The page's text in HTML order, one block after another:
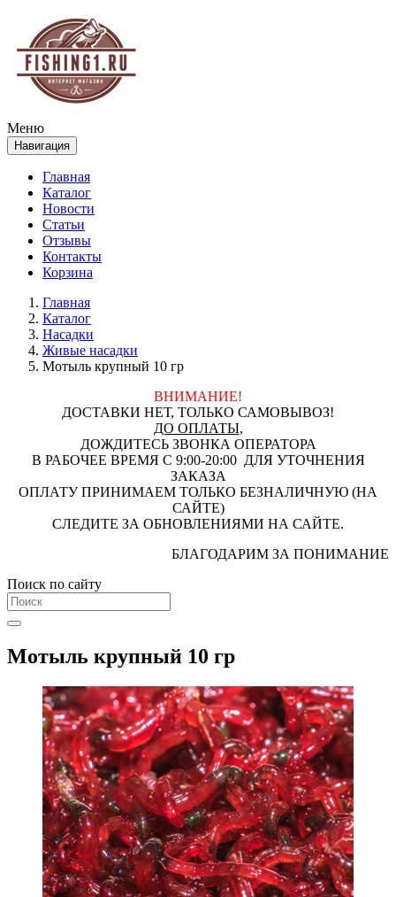
Меню
Навигация
Главная
Каталог
Новости
Статьи
Отзывы
Контакты
Корзина
Главная
Каталог
Насадки
Живые насадки
Мотыль крупный 10 гр
ВНИМАНИЕ!
ДОСТАВКИ НЕТ, ТОЛЬКО САМОВЫВОЗ!
ДО ОПЛАТЫ,
ДОЖДИТЕСЬ ЗВОНКА ОПЕРАТОРА
В РАБОЧЕЕ ВРЕМЯ С 9:00-20:00 ДЛЯ УТОЧНЕНИЯ
ЗАКАЗА
ОПЛАТУ ПРИНИМАЕМ ТОЛЬКО БЕЗНАЛИЧНУЮ (НА
САЙТЕ)
СЛЕДИТЕ ЗА ОБНОВЛЕНИЯМИ НА САЙТЕ.
БЛАГОДАРИМ ЗА ПОНИМАНИЕ
Поиск по сайту
Мотыль крупный 10 гр